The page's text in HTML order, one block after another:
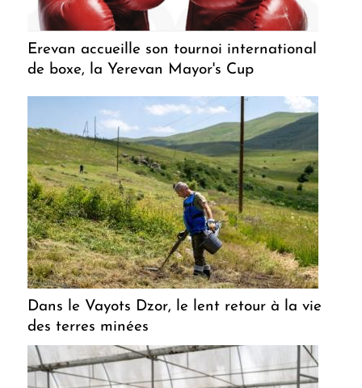
Erevan accueille son tournoi international
de boxe, la Yerevan Mayor's Cup
Dans le Vayots Dzor, le lent retour à la vie
des terres minées